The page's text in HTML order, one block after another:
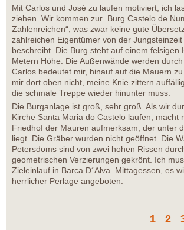
Mit Carlos und José zu laufen motiviert, ich
ziehen. Wir kommen zur Burg Castelo de
Zahlenreichen“, was zwar keine gute
zahlreichen Eigentümer von der Jungsteinzeit
beschreibt. Die Burg steht auf einem felsigen
Metern Höhe. Die Außenwände werden
Carlos bedeutet mir, hinauf auf die Mauern
mir dort oben nicht, meine Knie zittern
die schmale Treppe wieder hinunter muss.
Die Burganlage ist groß, sehr groß. Als wir
Kirche Santa Maria do Castelo laufen, macht
Friedhof der Mauren aufmerksam, der unter
liegt. Die Gräber wurden nicht geöffnet. Die
Petersdoms sind von zwei hohen Rissen
geometrischen Verzierungen gekrönt. Ich
Zieleinlauf in Barca D´Alva. Mittagessen, es
herrlicher Perlage angeboten.
1 2